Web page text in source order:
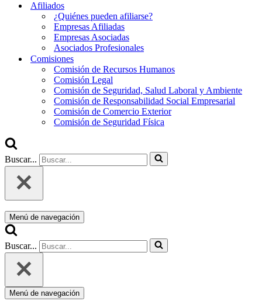
Afiliados
¿Quiénes pueden afiliarse?
Empresas Afiliadas
Empresas Asociadas
Asociados Profesionales
Comisiones
Comisión de Recursos Humanos
Comisión Legal
Comisión de Seguridad, Salud Laboral y Ambiente
Comisión de Responsabilidad Social Empresarial
Comisión de Comercio Exterior
Comisión de Seguridad Física
Buscar...
Menú de navegación
Buscar...
Menú de navegación